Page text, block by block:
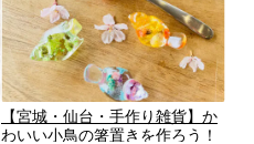
【宮城・仙台・手作り雑貨】か
わいい小鳥の箸置きを作ろう！